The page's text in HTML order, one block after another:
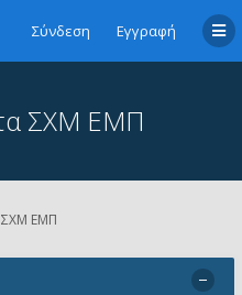
Σύνδεση Εγγραφή
ΣΧΜ ΕΜΠ
ΣΧΜ ΕΜΠ